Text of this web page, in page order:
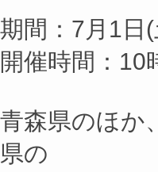
期間：7月1日
開催時間：10
青森県のほか
県の